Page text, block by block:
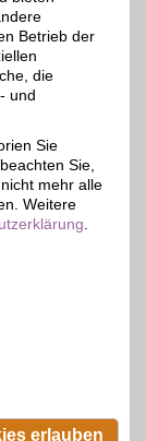
und
Anlass!
Betrieb der
die
und
Sie
Sie,
mehr alle
Weitere
erlauben